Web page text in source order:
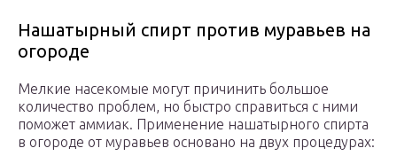
Нашатырный спирт против муравьев на
огороде
Мелкие насекомые могут причинить большое
количество проблем, но быстро справиться с ними
поможет аммиак. Применение нашатырного спирта
в огороде от муравьев основано на двух процедурах: